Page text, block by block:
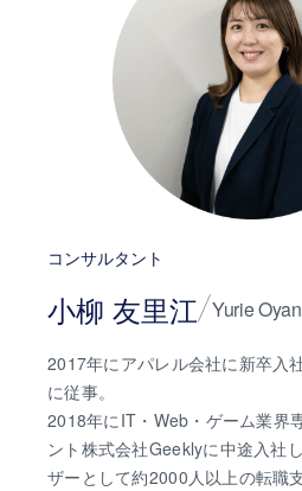
コンサルタント
小柳 友里江 Yurie
2017年にアパレル会社に新卒入
に従事。
2018年にIT・Web・ゲーム業界
ント株式会社Geeklyに中途入社
ザーとして約2000人以上の転職